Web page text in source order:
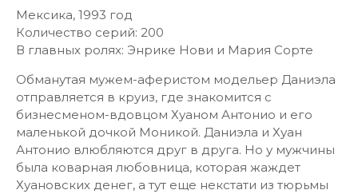
Мексика, 1993 год
Количество серий: 200
В главных ролях: Энрике Нови и Мария Сорте
Обманутая мужем-аферистом модельер Даниэла
отправляется в круиз, где знакомится с
бизнесменом-вдовцом Хуаном Антонио и его
маленькой дочкой Моникой. Даниэла и Хуан
Антонио влюбляются друг в друга. Но у мужчины
была коварная любовница, которая жаждет
Хуановских денег, а тут еще некстати из тюрьмы